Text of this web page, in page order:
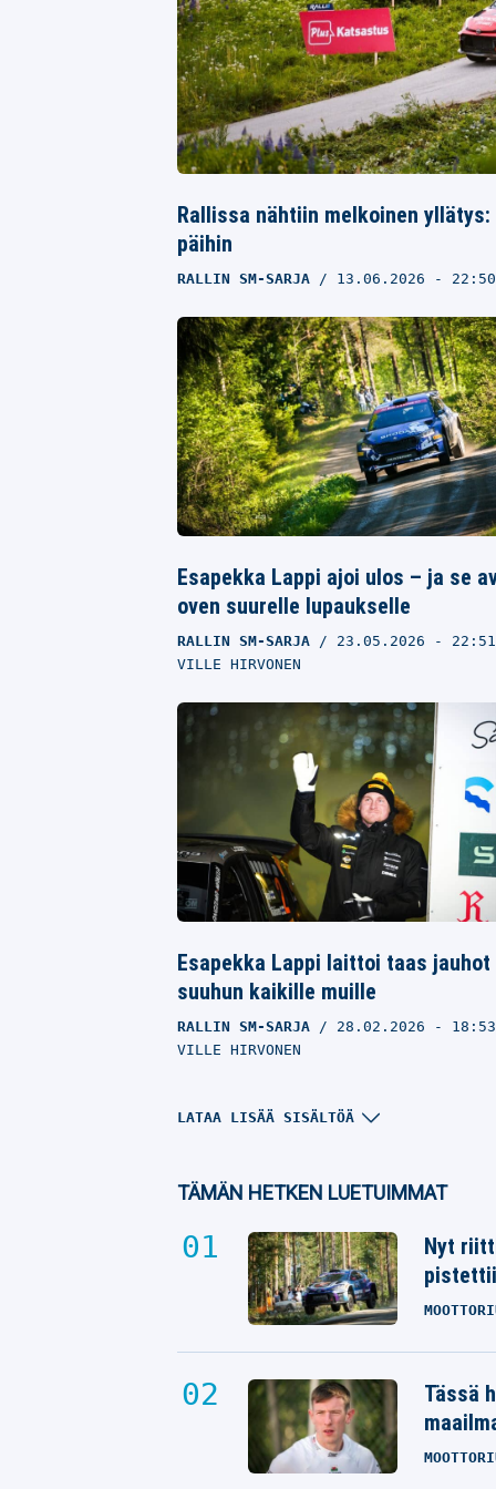
Rallissa nähtiin melkoinen
päihin
RALLIN SM-SARJA 13.06.2026 - 22:50
Esapekka Lappi ajoi ulos – ja se
oven suurelle lupaukselle
RALLIN SM-SARJA 23.05.2026 - 22:51
VILLE HIRVONEN
Esapekka Lappi laittoi taas jauhot
suuhun kaikille muille
RALLIN SM-SARJA 28.02.2026 - 18:53
VILLE HIRVONEN
saatanan kovaa”
RALLIN SM-SARJA 31.01.2026 -
VILLE HIRVONEN
LATAA LISÄÄ SISÄLTÖÄ
TÄMÄN HETKEN LUETUIMMAT
Nyt
Tässä